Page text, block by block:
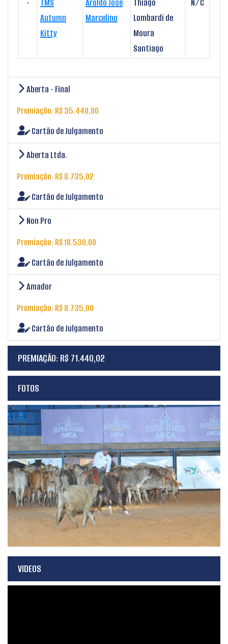
-
TMS
Autumn
Kitty
Aroldo José
Marcelino
Thiago
Lombardi de
Moura
Santiago
N/C
Aberta - Final
Premiação: R$ 35.440,00
Cartão de Julgamento
Aberta Ltda.
Premiação: R$ 8.735,02
Cartão de Julgamento
Non Pro
Premiação: R$ 18.530,00
Cartão de Julgamento
Amador
Premiação: R$ 8.735,00
Cartão de Julgamento
PREMIAÇÃO: R$ 71.440,02
FOTOS
VIDEOS